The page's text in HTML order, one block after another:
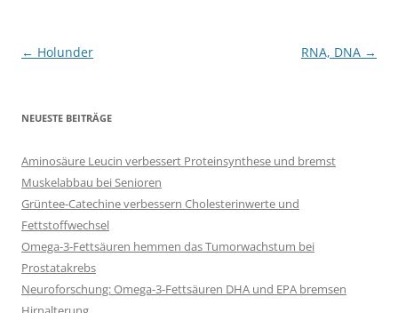
Beitragsnavigation
← Holunder RNA, DNA →
NEUESTE BEITRÄGE
Aminosäure Leucin verbessert Proteinsynthese und bremst
Muskelabbau bei Senioren
Grüntee-Catechine verbessern Cholesterinwerte und
Fettstoffwechsel
Omega-3-Fettsäuren hemmen das Tumorwachstum bei
Prostatakrebs
Neuroforschung: Omega-3-Fettsäuren DHA und EPA bremsen